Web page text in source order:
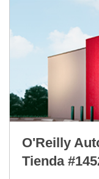
O'Reilly
Tienda